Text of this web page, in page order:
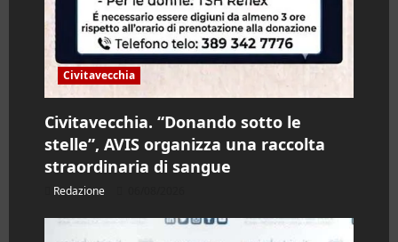
Civitavecchia
Civitavecchia. “Donando sotto le
stelle”, AVIS organizza una raccolta
straordinaria di sangue
Redazione